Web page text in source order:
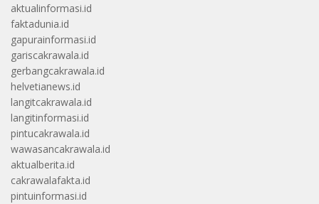
aktualinformasi.id
faktadunia.id
gapurainformasi.id
gariscakrawala.id
gerbangcakrawala.id
helvetianews.id
langitcakrawala.id
langitinformasi.id
pintucakrawala.id
wawasancakrawala.id
aktualberita.id
cakrawalafakta.id
pintuinformasi.id